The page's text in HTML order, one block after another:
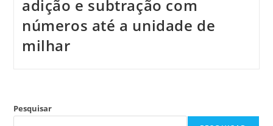
adição e subtração com
números até a unidade de
milhar
Pesquisar